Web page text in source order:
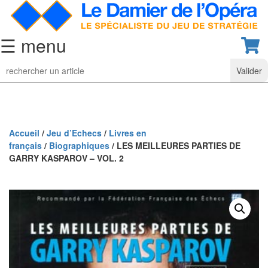
☰ menu
Jeu
d’Echecs
collection
Echiquiers
Pièces
classiques
Coffrets
Accueil / Jeu d’Echecs / Livres en
français / Biographiques / LES MEILLEURES PARTIES DE
GARRY KASPAROV – VOL. 2